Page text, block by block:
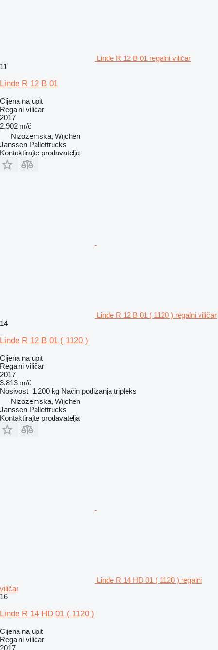
Linde R 12 B 01 regalni viličar
11
Linde R 12 B 01
Cijena na upit
Regalni viličar
2017
2.902 m/č
Nizozemska, Wijchen
Janssen Pallettrucks
Kontaktirajte prodavatelja
Linde R 12 B 01 ( 1120 ) regalni viličar
14
Linde R 12 B 01 ( 1120 )
Cijena na upit
Regalni viličar
2017
3.813 m/č
Nosivost 1.200 kg Način podizanja tripleks
Nizozemska, Wijchen
Janssen Pallettrucks
Kontaktirajte prodavatelja
Linde R 14 HD 01 ( 1120 ) regalni
viličar
16
Linde R 14 HD 01 ( 1120 )
Cijena na upit
Regalni viličar
2017